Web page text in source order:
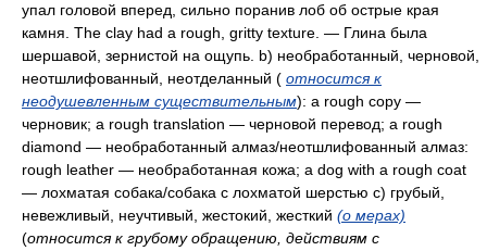
упал головой вперед, сильно поранив лоб об острые края
камня. The clay had a rough, gritty texture. — Глина была
шершавой, зернистой на ощупь. b) необработанный, черновой,
неотшлифованный, неотделанный ( относится к
неодушевленным существительным): a rough copy —
черновик; a rough translation — черновой перевод; а rough
diamond — необработанный алмаз/неотшлифованный алмаз:
rough leather — необработанная кожа; a dog with a rough coat
— лохматая собака/собака с лохматой шерстью c) грубый,
невежливый, неучтивый, жестокий, жесткий (о мерах)
(относится к грубому обращению, действиям с